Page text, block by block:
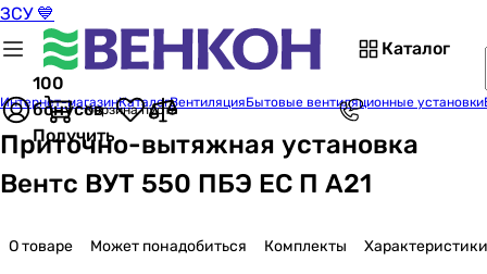
ЗСУ 💙
Каталог
100
бонусов
Получить
Корзина пуста
Интернет-магазинКаталогВентиляцияБытовые вентиляционные установки
Приточно-вытяжная установка
Вентс ВУТ 550 ПБЭ ЕС П А21
О товаре Может понадобиться Комплекты Характеристики